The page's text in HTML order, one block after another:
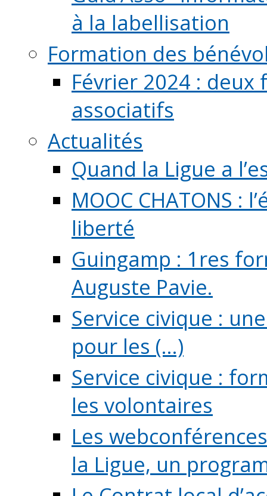
à la labellisation
Formation des
Février 2024 :
associatifs
Actualités
Quand la Ligue a
MOOC CHATONS
liberté
Guingamp : 1res
Auguste Pavie.
Service civique :
pour les (...)
Service civique :
les volontaires
Les
la Ligue, un